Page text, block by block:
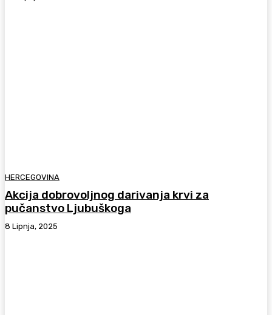
HERCEGOVINA
Akcija dobrovoljnog darivanja krvi za
pučanstvo Ljubuškoga
8 Lipnja, 2025